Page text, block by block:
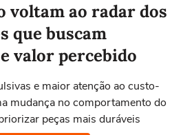
voltam ao radar dos
que buscam
valor percebido
e maior atenção ao custo-
mudança no comportamento do
peças mais duráveis